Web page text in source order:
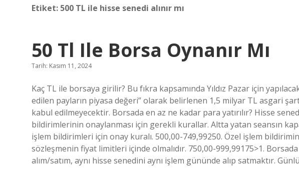
Etiket: 500 TL ile hisse senedi alınır mı
50 Tl Ile Borsa Oynanır Mı
Tarih: Kasım 11, 2024
Kaç TL ile borsaya girilir? Bu fıkra kapsamında Yıldız Pazar için
edilen payların piyasa değeri” olarak belirlenen 1,5 milyar TL asgari
kabul edilmeyecektir. Borsada en az ne kadar para yatırılır? Hisse
bildirimlerinin onaylanması için gerekli kurallar. Altta yatan seansın
işlem bildirimleri için onay kuralı. 500,00-749,99250. Özel işlem
sözleşmenin fiyat limitleri içinde olmalıdır. 750,00-999,99175>1.
alım/satım, aynı hisse senedini aynı işlem gününde alıp satmaktır.